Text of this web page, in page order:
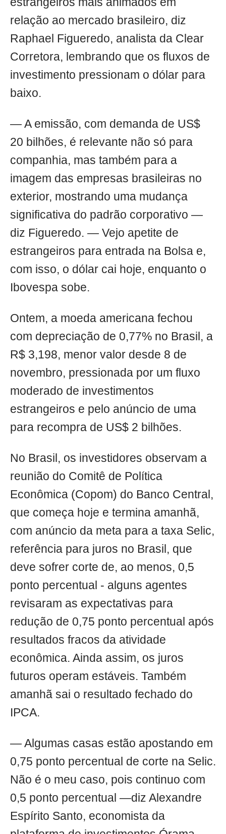
relação ao mercado brasileiro, diz
Raphael Figueredo, analista da Clear
Corretora, lembrando que os fluxos de
investimento pressionam o dólar para
baixo.
— A emissão, com demanda de US$
20 bilhões, é relevante não só para
companhia, mas também para a
imagem das empresas brasileiras no
exterior, mostrando uma mudança
significativa do padrão corporativo —
diz Figueredo. — Vejo apetite de
estrangeiros para entrada na Bolsa e,
com isso, o dólar cai hoje, enquanto o
Ibovespa sobe.
Ontem, a moeda americana fechou
com depreciação de 0,77% no Brasil, a
R$ 3,198, menor valor desde 8 de
novembro, pressionada por um fluxo
moderado de investimentos
estrangeiros e pelo anúncio de uma
para recompra de US$ 2 bilhões.
No Brasil, os investidores observam a
reunião do Comitê de Política
Econômica (Copom) do Banco Central,
que começa hoje e termina amanhã,
com anúncio da meta para a taxa Selic,
referência para juros no Brasil, que
deve sofrer corte de, ao menos, 0,5
ponto percentual - alguns agentes
revisaram as expectativas para
redução de 0,75 ponto percentual após
resultados fracos da atividade
econômica. Ainda assim, os juros
futuros operam estáveis. Também
amanhã sai o resultado fechado do
IPCA.
— Algumas casas estão apostando em
0,75 ponto percentual de corte na Selic.
Não é o meu caso, pois continuo com
0,5 ponto percentual —diz Alexandre
Espírito Santo, economista da